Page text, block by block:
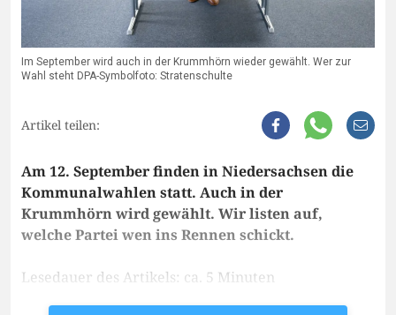
Im September wird auch in der Krummhörn wieder gewählt. Wer zur
Wahl steht DPA-Symbolfoto: Stratenschulte
Artikel teilen:
Am 12. September finden in Niedersachsen die
Kommunalwahlen statt. Auch in der
Krummhörn wird gewählt. Wir listen auf,
welche Partei wen ins Rennen schickt.
Lesedauer des Artikels: ca. 5 Minuten